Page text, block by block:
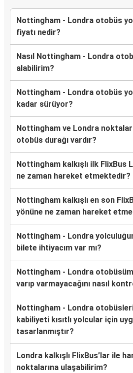
Nottingham - Londra otobüs
fiyatı nedir?
Nasıl Nottingham - Londra
alabilirim?
Nottingham - Londra otobüs
kadar sürüyor?
Nottingham ve Londra
otobüs durağı vardır?
Nottingham kalkışlı ilk FlixBus
ne zaman hareket etmektedir?
Nottingham kalkışlı en son
yönüne ne zaman hareket
Nottingham - Londra
bilete ihtiyacım var mı?
Nottingham - Londra
varıp varmayacağını nasıl
Nottingham - Londra
kabiliyeti kısıtlı yolcular için
tasarlanmıştır?
Londra kalkışlı FlixBus’lar ile
noktalarına ulaşabilirim?